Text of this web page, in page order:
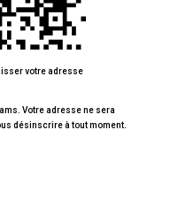
votre adresse
Votre adresse ne sera
désinscrire à tout moment.